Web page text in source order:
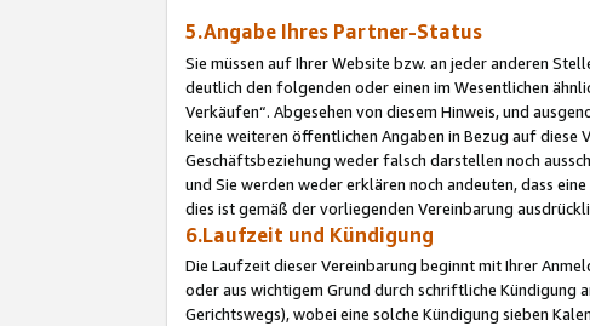
5.Angabe Ihres Partner-Status
Sie müssen auf Ihrer Website bzw. an jeder anderen
deutlich den folgenden oder einen im Wesentlichen
Verkäufen“. Abgesehen von diesem Hinweis, und
keine weiteren öffentlichen Angaben in Bezug auf diese
Geschäftsbeziehung weder falsch darstellen noch
und Sie werden weder erklären noch andeuten, dass
dies ist gemäß der vorliegenden Vereinbarung
6.Laufzeit und Kündigung
Die Laufzeit dieser Vereinbarung beginnt mit Ihrer
oder aus wichtigem Grund durch schriftliche Kündigung
Gerichtswegs), wobei eine solche Kündigung sieben